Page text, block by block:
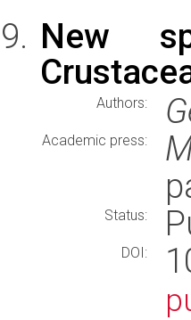
New
Authors:
Academic press:
Status:
DOI: